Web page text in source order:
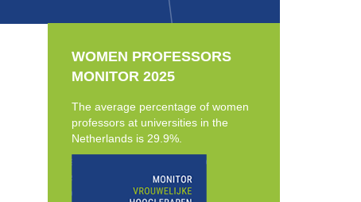
WOMEN PROFESSORS
MONITOR 2025
The average percentage of women
professors at universities in the
Netherlands is 29.9%.